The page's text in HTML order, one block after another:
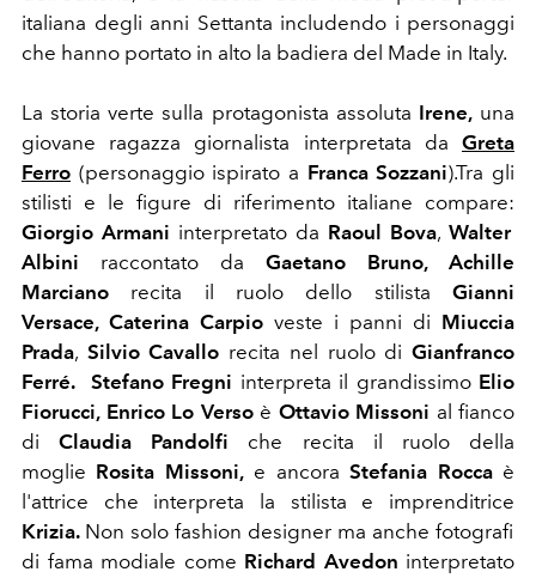
italiana degli anni Settanta includendo i personaggi
che hanno portato in alto la badiera del Made in Italy.
La storia verte sulla protagonista assoluta Irene,una
giovane ragazza giornalista interpretata da Greta
Ferro (personaggio ispirato a Franca Sozzani).Tra gli
stilisti e le figure di riferimento italiane compare:
Giorgio Armani interpretato da Raoul Bova, Walter
Albini raccontato da Gaetano Bruno, Achille
Marciano recita il ruolo dello stilistaGianni
Versace, Caterina Carpio veste i panni di Miuccia
Prada, Silvio Cavallo recita nel ruolo diGianfranco
Ferré.
Stefano Fregni interpreta il grandissimo Elio
Fiorucci, Enrico Lo Verso è Ottavio Missoni al fianco
diClaudia Pandolfi che recita il ruolo della
moglie Rosita Missoni,e ancoraStefania Roccaè
l'attrice che interpreta la stilista e imprenditrice
Krizia. Non solo fashion designer ma anche fotografi
di fama modiale come Richard Avedon interpretato